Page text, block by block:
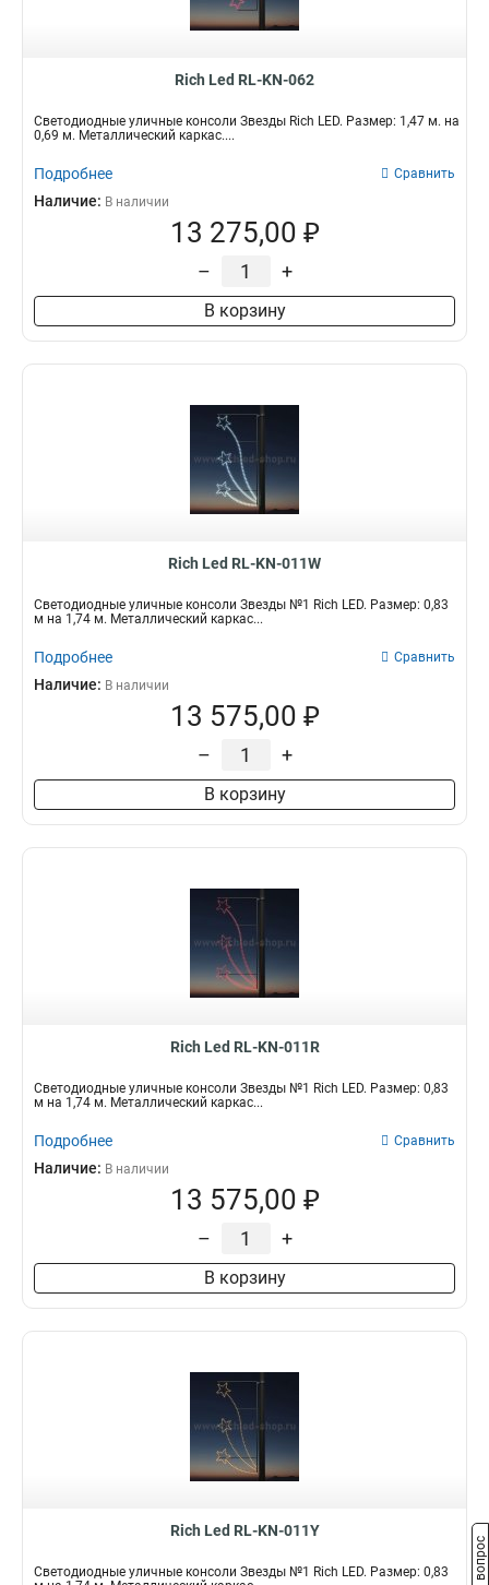
Rich Led RL-KN-062
Светодиодные уличные консоли Звезды Rich LED. Размер: 1,47 м. на
0,69 м. Металлический каркас....
Подробнее Сравнить
Наличие: В наличии
13 275,00 ₽
– +
В корзину
Rich Led RL-KN-011W
Светодиодные уличные консоли Звезды №1 Rich LED. Размер: 0,83
м на 1,74 м. Металлический каркас...
Подробнее Сравнить
Наличие: В наличии
13 575,00 ₽
– +
В корзину
Rich Led RL-KN-011R
Светодиодные уличные консоли Звезды №1 Rich LED. Размер: 0,83
м на 1,74 м. Металлический каркас...
Подробнее Сравнить
Наличие: В наличии
13 575,00 ₽
– +
В корзину
Rich Led RL-KN-011Y
Светодиодные уличные консоли Звезды №1 Rich LED. Размер: 0,83